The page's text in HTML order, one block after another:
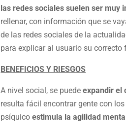
las redes sociales suelen ser muy
rellenar, con información que se
de las redes sociales de la
para explicar al usuario su correcto
BENEFICIOS Y RIESGOS
A nivel social, se puedeexpandir el
resulta fácil encontrar gente con
psíquicoestimula la agilidad